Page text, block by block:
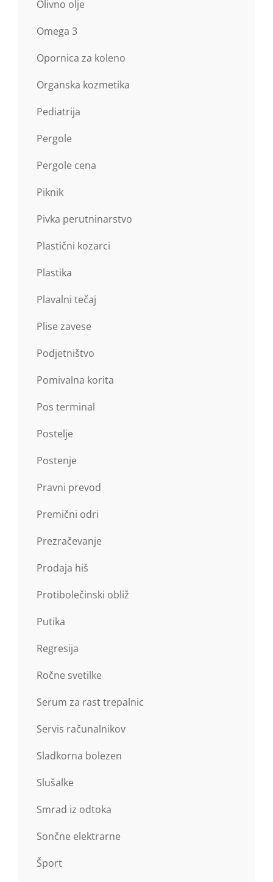
Olivno olje
Omega 3
Opornica za koleno
Organska kozmetika
Pediatrija
Pergole
Pergole cena
Piknik
Pivka perutninarstvo
Plastični kozarci
Plastika
Plavalni tečaj
Plise zavese
Podjetništvo
Pomivalna korita
Pos terminal
Postelje
Postenje
Pravni prevod
Premični odri
Prezračevanje
Prodaja hiš
Protibolečinski obliž
Putika
Regresija
Ročne svetilke
Serum za rast trepalnic
Servis računalnikov
Sladkorna bolezen
Slušalke
Smrad iz odtoka
Sončne elektrarne
Šport